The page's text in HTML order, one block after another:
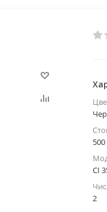
500
CI
2